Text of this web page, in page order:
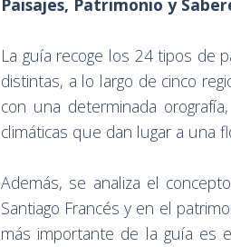
Paisajes, Patrimonio y
La guía recoge los 24 tipos de
distintas, a lo largo de cinco
con una determinada
climáticas que dan lugar a una
Además, se analiza el
Santiago Francés y en el
más importante de la guía es